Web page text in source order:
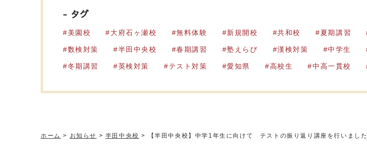
タグ
美園校 大府石ヶ瀬校 無料体験 新規開校 共和校 夏期講習
数検対策 半田中央校 春期講習 塾えらび 漢検対策 中学生
冬期講習 英検対策 テスト対策 愛知県 高校生 中高一貫校
ホーム > お知らせ > 半田中央校 > 【半田中央校】中学1年生に向けて テストの振り返り講座を行いました